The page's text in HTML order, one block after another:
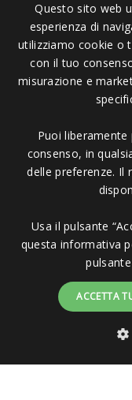
Seguici su:
Copyright © 2006 - 2023 -
Massa MS - Tel
Questo sito web
esperienza di
utilizziamo cookie o
con il tuo
misurazione e
Puoi
consenso, in
delle preferenze. Il
Usa il pulsante
questa informativa
ACCETTA